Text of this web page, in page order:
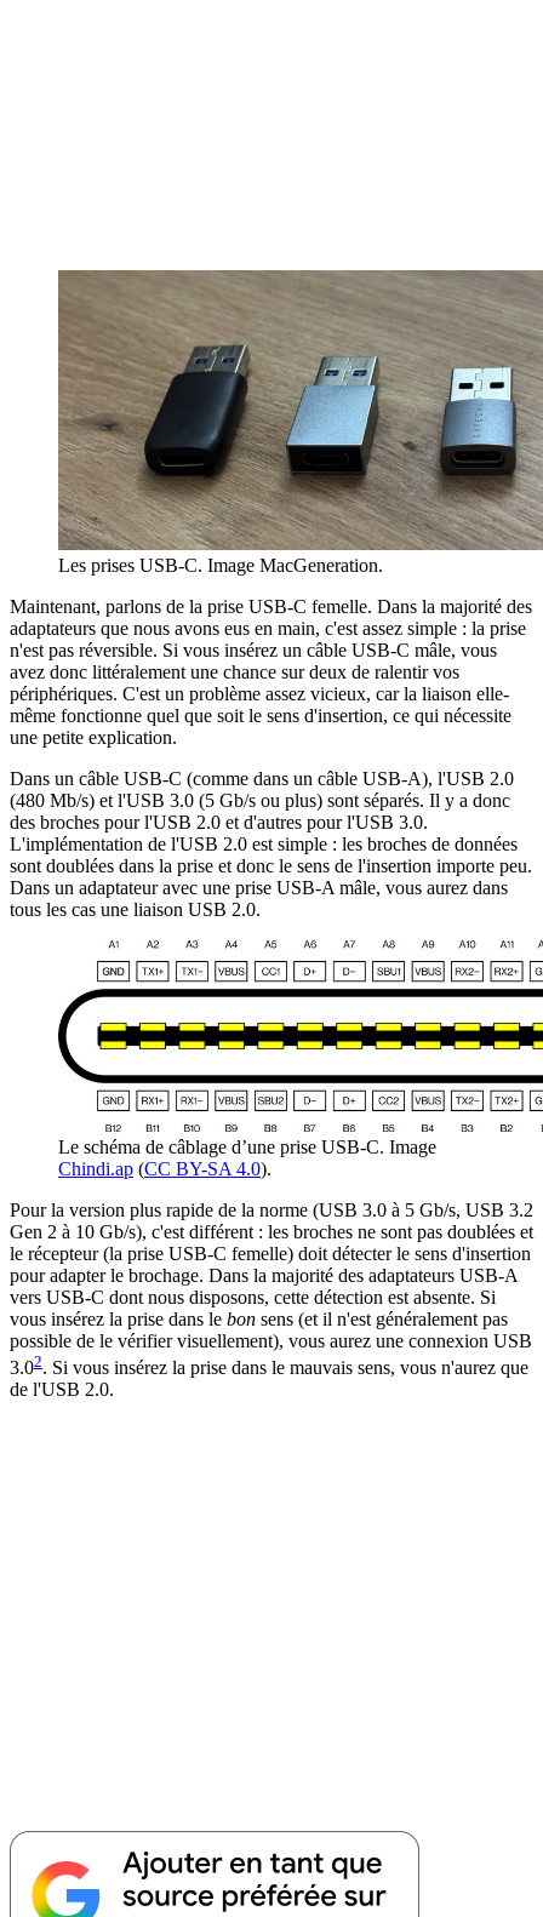
Les prises USB-C. Image MacGeneration.
Maintenant, parlons de la prise USB-C femelle. Dans la majorité des
adaptateurs que nous avons eus en main, c'est assez simple : la prise
n'est pas réversible. Si vous insérez un câble USB-C mâle, vous
avez donc littéralement une chance sur deux de ralentir vos
périphériques. C'est un problème assez vicieux, car la liaison elle-
même fonctionne quel que soit le sens d'insertion, ce qui nécessite
une petite explication.
Dans un câble USB-C (comme dans un câble USB-A), l'USB 2.0
(480 Mb/s) et l'USB 3.0 (5 Gb/s ou plus) sont séparés. Il y a donc
des broches pour l'USB 2.0 et d'autres pour l'USB 3.0.
L'implémentation de l'USB 2.0 est simple : les broches de données
sont doublées dans la prise et donc le sens de l'insertion importe peu.
Dans un adaptateur avec une prise USB-A mâle, vous aurez dans
tous les cas une liaison USB 2.0.
Le schéma de câblage d’une prise USB-C. Image
Chindi.ap (CC BY-SA 4.0).
Pour la version plus rapide de la norme (USB 3.0 à 5 Gb/s, USB 3.2
Gen 2 à 10 Gb/s), c'est différent : les broches ne sont pas doublées et
le récepteur (la prise USB-C femelle) doit détecter le sens d'insertion
pour adapter le brochage. Dans la majorité des adaptateurs USB-A
vers USB-C dont nous disposons, cette détection est absente. Si
vous insérez la prise dans le bon sens (et il n'est généralement pas
possible de le vérifier visuellement), vous aurez une connexion USB
3.02. Si vous insérez la prise dans le mauvais sens, vous n'aurez que
de l'USB 2.0.